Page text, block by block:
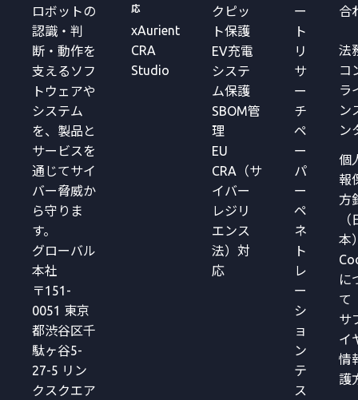
ロボットの
認識・判
断・動作を
支えるソフ
トウェアや
システム
を、製品と
サービスを
通じてサイ
バー脅威か
ら守りま
す。
グローバル
本社
〒151-
0051 東京
都渋谷区千
駄ヶ谷5-
27-5 リン
クスクエア
応
xAurient
CRA
Studio
クピッ
ト保護
EV充電
システ
ム保護
SBOM管
理
EU
CRA（サ
イバー
レジリ
エンス
法）対
応
ー
ト
リ
サ
ー
チ
ペ
ー
パ
ー
ペ
ネ
ト
レ
ー
シ
ョ
ン
テ
ス
合
法
コ
ラ
ン
ン
個
報
方
（
本
に
て
サ
イ
情
護